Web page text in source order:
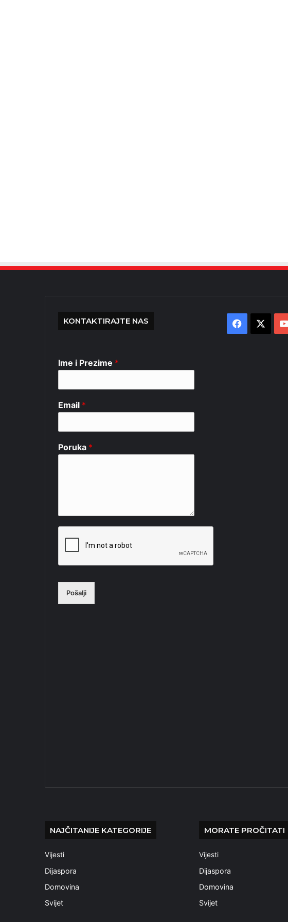
KONTAKTIRAJTE NAS
Ime i Prezime *
Email *
Poruka *
Pošalji
Facebook
NAJČITANIJE KATEGORIJE
Vijesti
Dijaspora
Domovina
Svijet
MORATE PROČITATI
Vijesti
Dijaspora
Domovina
Svijet